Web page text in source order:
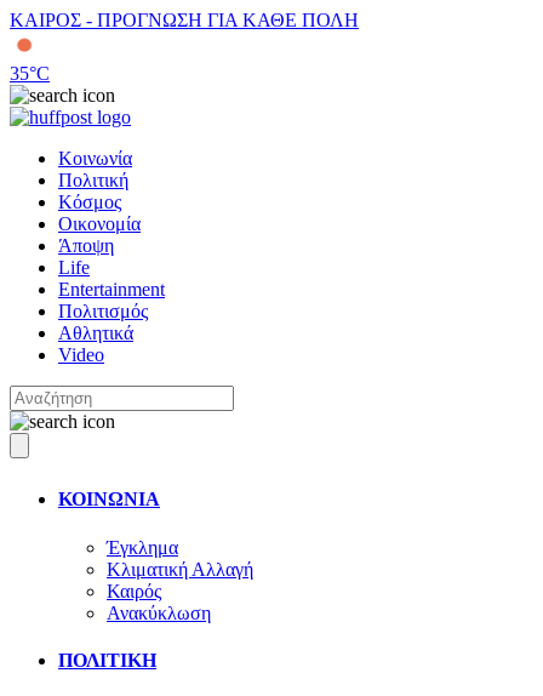
ΚΑΙΡΟΣ - ΠΡΟΓΝΩΣΗ ΓΙΑ ΚΑΘΕ ΠΟΛΗ
35°C
Κοινωνία
Πολιτική
Κόσμος
Οικονομία
Άποψη
Life
Entertainment
Πολιτισμός
Αθλητικά
Video
ΚΟΙΝΩΝΙΑ
Έγκλημα
Κλιματική Αλλαγή
Καιρός
Ανακύκλωση
ΠΟΛΙΤΙΚΗ